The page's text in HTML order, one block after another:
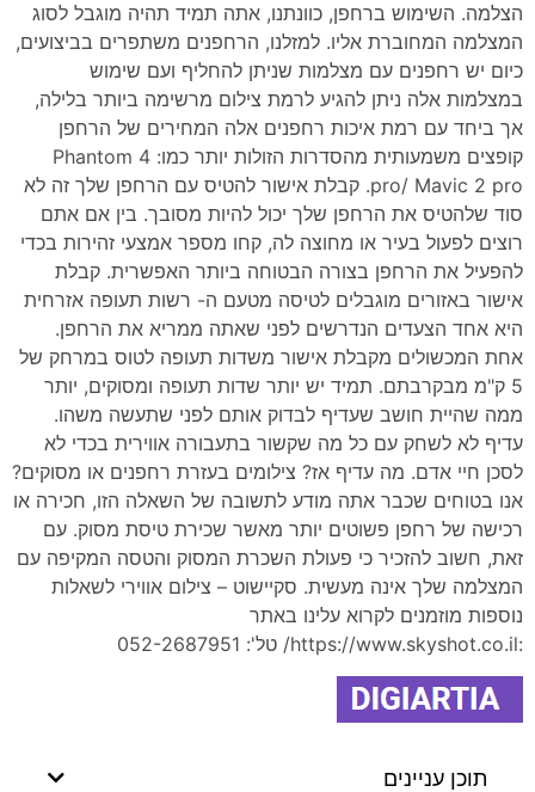
הצלמה. השימוש ברחפן, כוונתנו, אתה תמיד תהיה מוגבל לסוג
המצלמה המחוברת אליו. למזלנו, הרחפנים משתפרים בביצועים,
כיום יש רחפנים עם מצלמות שניתן להחליף ועם שימוש
במצלמות אלה ניתן להגיע לרמת צילום מרשימה ביותר בלילה,
אך ביחד עם רמת איכות רחפנים אלה המחירים של הרחפן
קופצים משמעותית מהסדרות הזולות יותר כמו: Phantom 4
pro/ Mavic 2 pro. קבלת אישור להטיס עם הרחפן שלך זה לא
סוד שלהטיס את הרחפן שלך יכול להיות מסובך. בין אם אתם
רוצים לפעול בעיר או מחוצה לה, קחו מספר אמצעי זהירות בכדי
להפעיל את הרחפן בצורה הבטוחה ביותר האפשרית. קבלת
אישור באזורים מוגבלים לטיסה מטעם ה- רשות תעופה אזרחית
היא אחד הצעדים הנדרשים לפני שאתה ממריא את הרחפן.
אחת המכשולים מקבלת אישור משדות תעופה לטוס במרחק של
5 ק"מ מבקרבתם. תמיד יש יותר שדות תעופה ומסוקים, יותר
ממה שהיית חושב שעדיף לבדוק אותם לפני שתעשה משהו.
עדיף לא לשחק עם כל מה שקשור בתעבורה אווירית בכדי לא
לסכן חיי אדם. מה עדיף אז? צילומים בעזרת רחפנים או מסוקים?
אנו בטוחים שכבר אתה מודע לתשובה של השאלה הזו, חכירה או
רכישה של רחפן פשוטים יותר מאשר שכירת טיסת מסוק. עם
זאת, חשוב להזכיר כי פעולת השכרת המסוק והטסה המקיפה עם
המצלמה שלך אינה מעשית. סקיישוט – צילום אווירי לשאלות
נוספות מוזמנים לקרוא עלינו באתר
:https://www.skyshot.co.il/ טל': 052-2687951
תוכן עניינים